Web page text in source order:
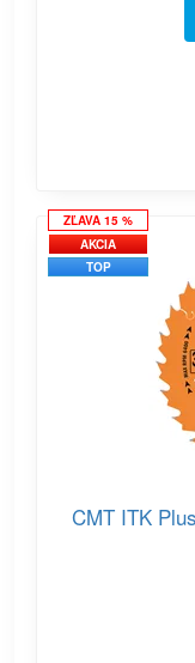
ZĽAVA 15 %
AKCIA
TOP
CMT ITK